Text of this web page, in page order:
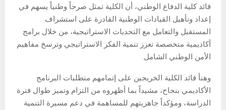
قائد كلية الدفاع الوطني، أن الكلية تمثل صرحاً وطنياً يسهم في
إعداد وتأهيل القيادات الوطنية القادرة على استشراف
المستقبل والتعامل مع التحديات الاستراتيجية، من خلال برامج
أكاديمية متخصصة تعزز تنمية الفكر الاستراتيجي وترسخ مفاهيم
الأمن الوطني الشامل.
وهنأ قائد الكلية الخريجين على إتمامهم متطلبات البرنامج
الأكاديمي بنجاح، مشيداً بما أظهروه من التزام وتميز طوال فترة
الدراسة، ومؤكداً جاهزيتهم للمساهمة في دعم مسيرة التنمية